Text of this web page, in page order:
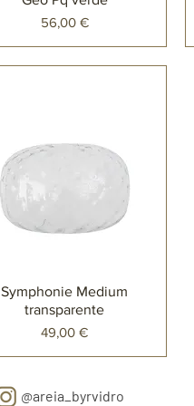
Preço
56,00 €
Symphonie Medium
transparente
Preço
49,00 €
@areia_byrvidro